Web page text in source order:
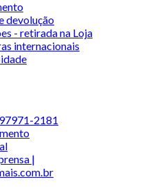
devolução
- retirada na Loja
internacionais
2181
|